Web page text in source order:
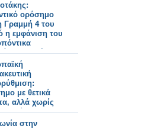
ορόσημο
Γραμμή 4 του
η εμφάνιση του
στο φρέαρ
με θετικά
αλλά χωρίς
που
η παγκόσμια
στην